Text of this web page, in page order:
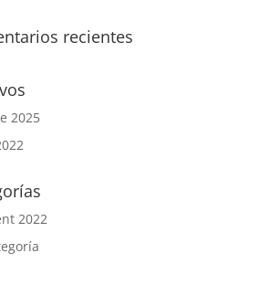
recientes
2025
2022